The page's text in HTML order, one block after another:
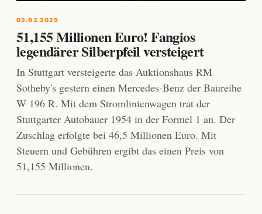
02.02.2025
51,155 Millionen Euro! Fangios
legendärer Silberpfeil versteigert
In Stuttgart versteigerte das Auktionshaus RM
Sotheby's gestern einen Mercedes-Benz der Baureihe
W 196 R. Mit dem Stromlinienwagen trat der
Stuttgarter Autobauer 1954 in der Formel 1 an. Der
Zuschlag erfolgte bei 46,5 Millionen Euro. Mit
Steuern und Gebühren ergibt das einen Preis von
51,155 Millionen.